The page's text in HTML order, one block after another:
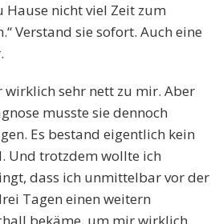
Hause nicht viel Zeit zum
Verstand sie sofort. Auch eine
wirklich sehr nett zu mir. Aber
musste sie dennoch
Es bestand eigentlich kein
Und trotzdem wollte ich
dass ich unmittelbar vor der
Tagen einen weitern